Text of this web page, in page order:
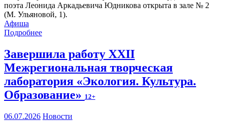
поэта Леонида Аркадьевича Юдникова открыта в зале № 2
(М. Ульяновой, 1).
Афиша
Подробнее
Завершила работу XXII
Межрегиональная творческая
лаборатория «Экология. Культура.
Образование» 12+
06.07.2026 Новости